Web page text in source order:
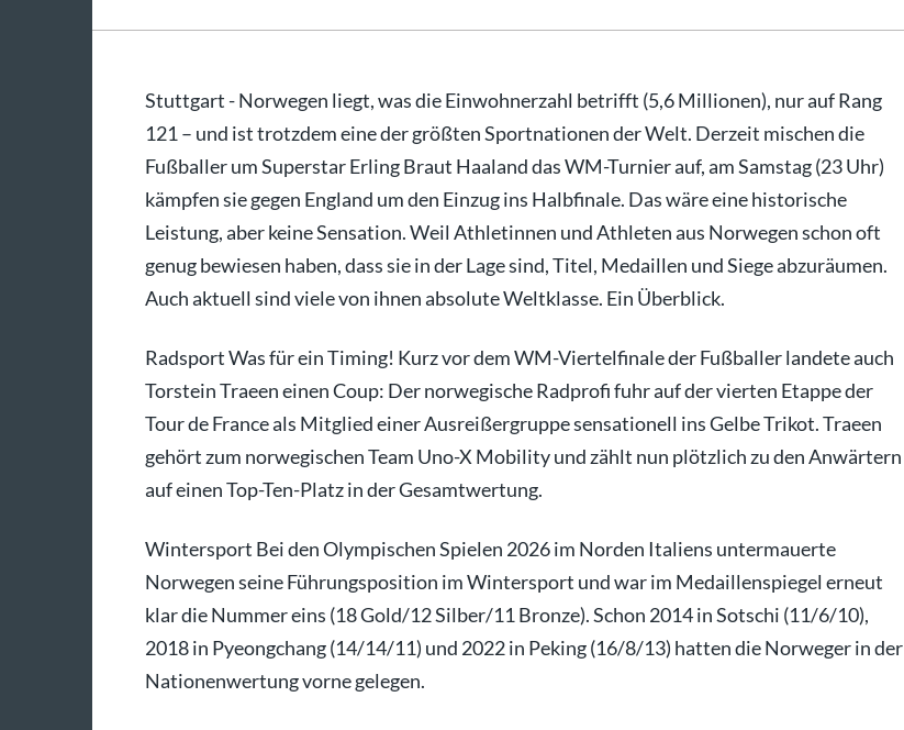
Stuttgart - Norwegen liegt, was die Einwohnerzahl betrifft (5,6 Millionen), nur auf Rang
121 – und ist trotzdem eine der größten Sportnationen der Welt. Derzeit mischen die
Fußballer um Superstar Erling Braut Haaland das WM-Turnier auf, am Samstag (23 Uhr)
kämpfen sie gegen England um den Einzug ins Halbfinale. Das wäre eine historische
Leistung, aber keine Sensation. Weil Athletinnen und Athleten aus Norwegen schon oft
genug bewiesen haben, dass sie in der Lage sind, Titel, Medaillen und Siege abzuräumen.
Auch aktuell sind viele von ihnen absolute Weltklasse. Ein Überblick.
Radsport Was für ein Timing! Kurz vor dem WM-Viertelfinale der Fußballer landete auch
Torstein Traeen einen Coup: Der norwegische Radprofi fuhr auf der vierten Etappe der
Tour de France als Mitglied einer Ausreißergruppe sensationell ins Gelbe Trikot. Traeen
gehört zum norwegischen Team Uno-X Mobility und zählt nun plötzlich zu den Anwärtern
auf einen Top-Ten-Platz in der Gesamtwertung.
Wintersport Bei den Olympischen Spielen 2026 im Norden Italiens untermauerte
Norwegen seine Führungsposition im Wintersport und war im Medaillenspiegel erneut
klar die Nummer eins (18 Gold/12 Silber/11 Bronze). Schon 2014 in Sotschi (11/6/10),
2018 in Pyeongchang (14/14/11) und 2022 in Peking (16/8/13) hatten die Norweger in der
Nationenwertung vorne gelegen.